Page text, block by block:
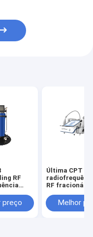
RF
da
preço
Última CPT de
RF
redução da
Melhor